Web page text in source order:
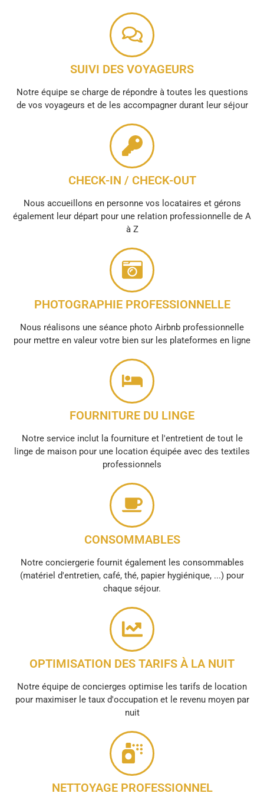
SUIVI DES VOYAGEURS
Notre équipe se charge de répondre à toutes les questions
de vos voyageurs et de les accompagner durant leur séjour
CHECK-IN / CHECK-OUT
Nous accueillons en personne vos locataires et gérons
également leur départ pour une relation professionnelle de A
à Z
PHOTOGRAPHIE PROFESSIONNELLE
Nous réalisons une séance photo Airbnb professionnelle
pour mettre en valeur votre bien sur les plateformes en ligne
FOURNITURE DU LINGE
Notre service inclut la fourniture et l'entretient de tout le
linge de maison pour une location équipée avec des textiles
professionnels
CONSOMMABLES
Notre conciergerie fournit également les consommables
(matériel d'entretien, café, thé, papier hygiénique, ...) pour
chaque séjour.
OPTIMISATION DES TARIFS À LA NUIT
Notre équipe de concierges optimise les tarifs de location
pour maximiser le taux d'occupation et le revenu moyen par
nuit
NETTOYAGE PROFESSIONNEL